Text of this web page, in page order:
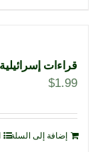
قراءات
$1.99
إضافة إلى السلة